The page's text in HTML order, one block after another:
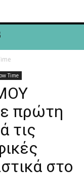
Time
πρώτη
τις
στο